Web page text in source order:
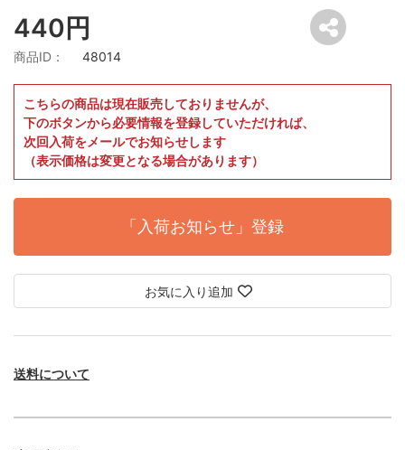
440円
商品ID： 48014
こちらの商品は現在販売しておりませんが、
下のボタンから必要情報を登録していただければ、
次回入荷をメールでお知らせします
（表示価格は変更となる場合があります）
「入荷お知らせ」登録
お気に入り追加
送料について